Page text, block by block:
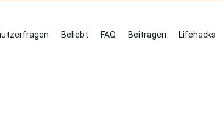
Beliebt FAQ Beitragen Lifehacks